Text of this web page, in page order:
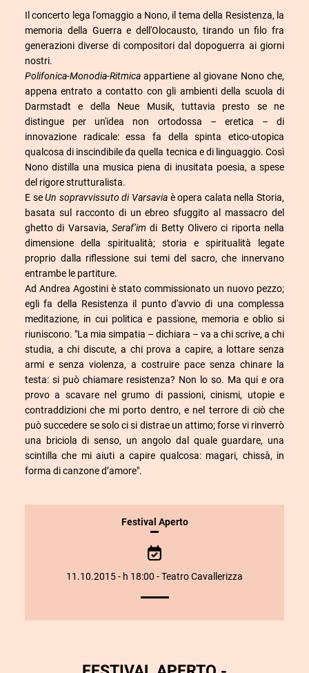
Il concerto lega l'omaggio a Nono, il tema della Resistenza, la
memoria della Guerra e dell'Olocausto, tirando un filo fra
generazioni diverse di compositori dal dopoguerra ai giorni
nostri.
Polifonica-Monodia-Ritmica appartiene al giovane Nono che,
appena entrato a contatto con gli ambienti della scuola di
Darmstadt e della Neue Musik, tuttavia presto se ne
distingue per un'idea non ortodossa – eretica – di
innovazione radicale: essa fa della spinta etico-utopica
qualcosa di inscindibile da quella tecnica e di linguaggio. Così
Nono distilla una musica piena di inusitata poesia, a spese
del rigore strutturalista.
E seUn sopravvissuto di Varsavia è opera calata nella Storia,
basata sul racconto di un ebreo sfuggito al massacro del
ghetto di Varsavia, Seraf’im di Betty Olivero ci riporta nella
dimensione della spiritualità; storia e spiritualità legate
proprio dalla riflessione sui temi del sacro, che innervano
entrambe le partiture.
Ad Andrea Agostini è stato commissionato un nuovo pezzo;
egli fa della Resistenza il punto d'avvio di una complessa
meditazione, in cui politica e passione, memoria e oblio si
riuniscono. "La mia simpatia – dichiara – va a chi scrive, a chi
studia, a chi discute, a chi prova a capire, a lottare senza
armi e senza violenza, a costruire pace senza chinare la
testa: si può chiamare resistenza? Non lo so. Ma qui e ora
provo a scavare nel grumo di passioni, cinismi, utopie e
contraddizioni che mi porto dentro, e nel terrore di ciò che
può succedere se solo ci si distrae un attimo; forse vi rinverrò
una briciola di senso, un angolo dal quale guardare, una
scintilla che mi aiuti a capire qualcosa: magari, chissà, in
forma di canzone d’amore".
INFORMAZIONIFestival Aperto
11.10.2015 - h 18:00 - Teatro Cavallerizza